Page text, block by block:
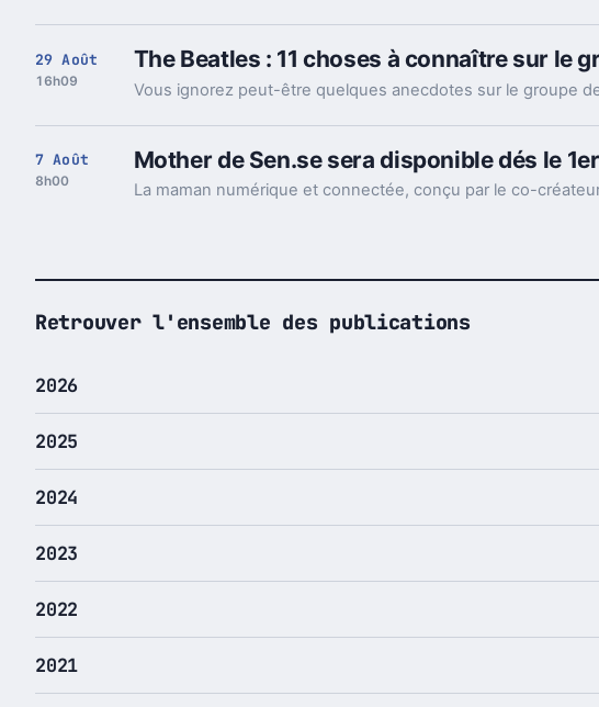
29 Août
16h09
The Beatles : 11 choses à connaître sur le
7 Août
8h00
Mother de Sen.se sera disponible dés le
Retrouver l'ensemble des publications
2026
2025
2024
2023
2022
2021